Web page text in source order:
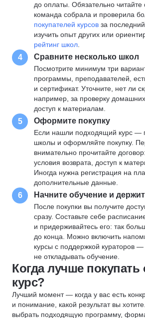
до оплаты. Обязательно
команда собрала и проверила
покупателей курсов за
изучить опыт других или
рейтинг школ
4 Сравните несколько школ
Посмотрите минимум три
программы, преподавателей,
и сертификат. Уточните, нет ли
например, за проверку
доступ к материалам.
5 Оформите покупку
Если нашли подходящий курс —
школы и оформляйте покупку.
внимательно прочитайте
условия возврата, доступ к
Иногда нужна регистрация на
дополнительные данные.
6 Начните обучение и
После покупки вы получите
сразу. Составьте себе
и придерживайтесь его: так
до конца. Можно включить
курсы с поддержкой кураторов
не откладывать обучение.
Когда лучше покупать
курс?
Лучший момент — когда у вас есть
и понимание, какой результат вы
выбрать подходящую программу,